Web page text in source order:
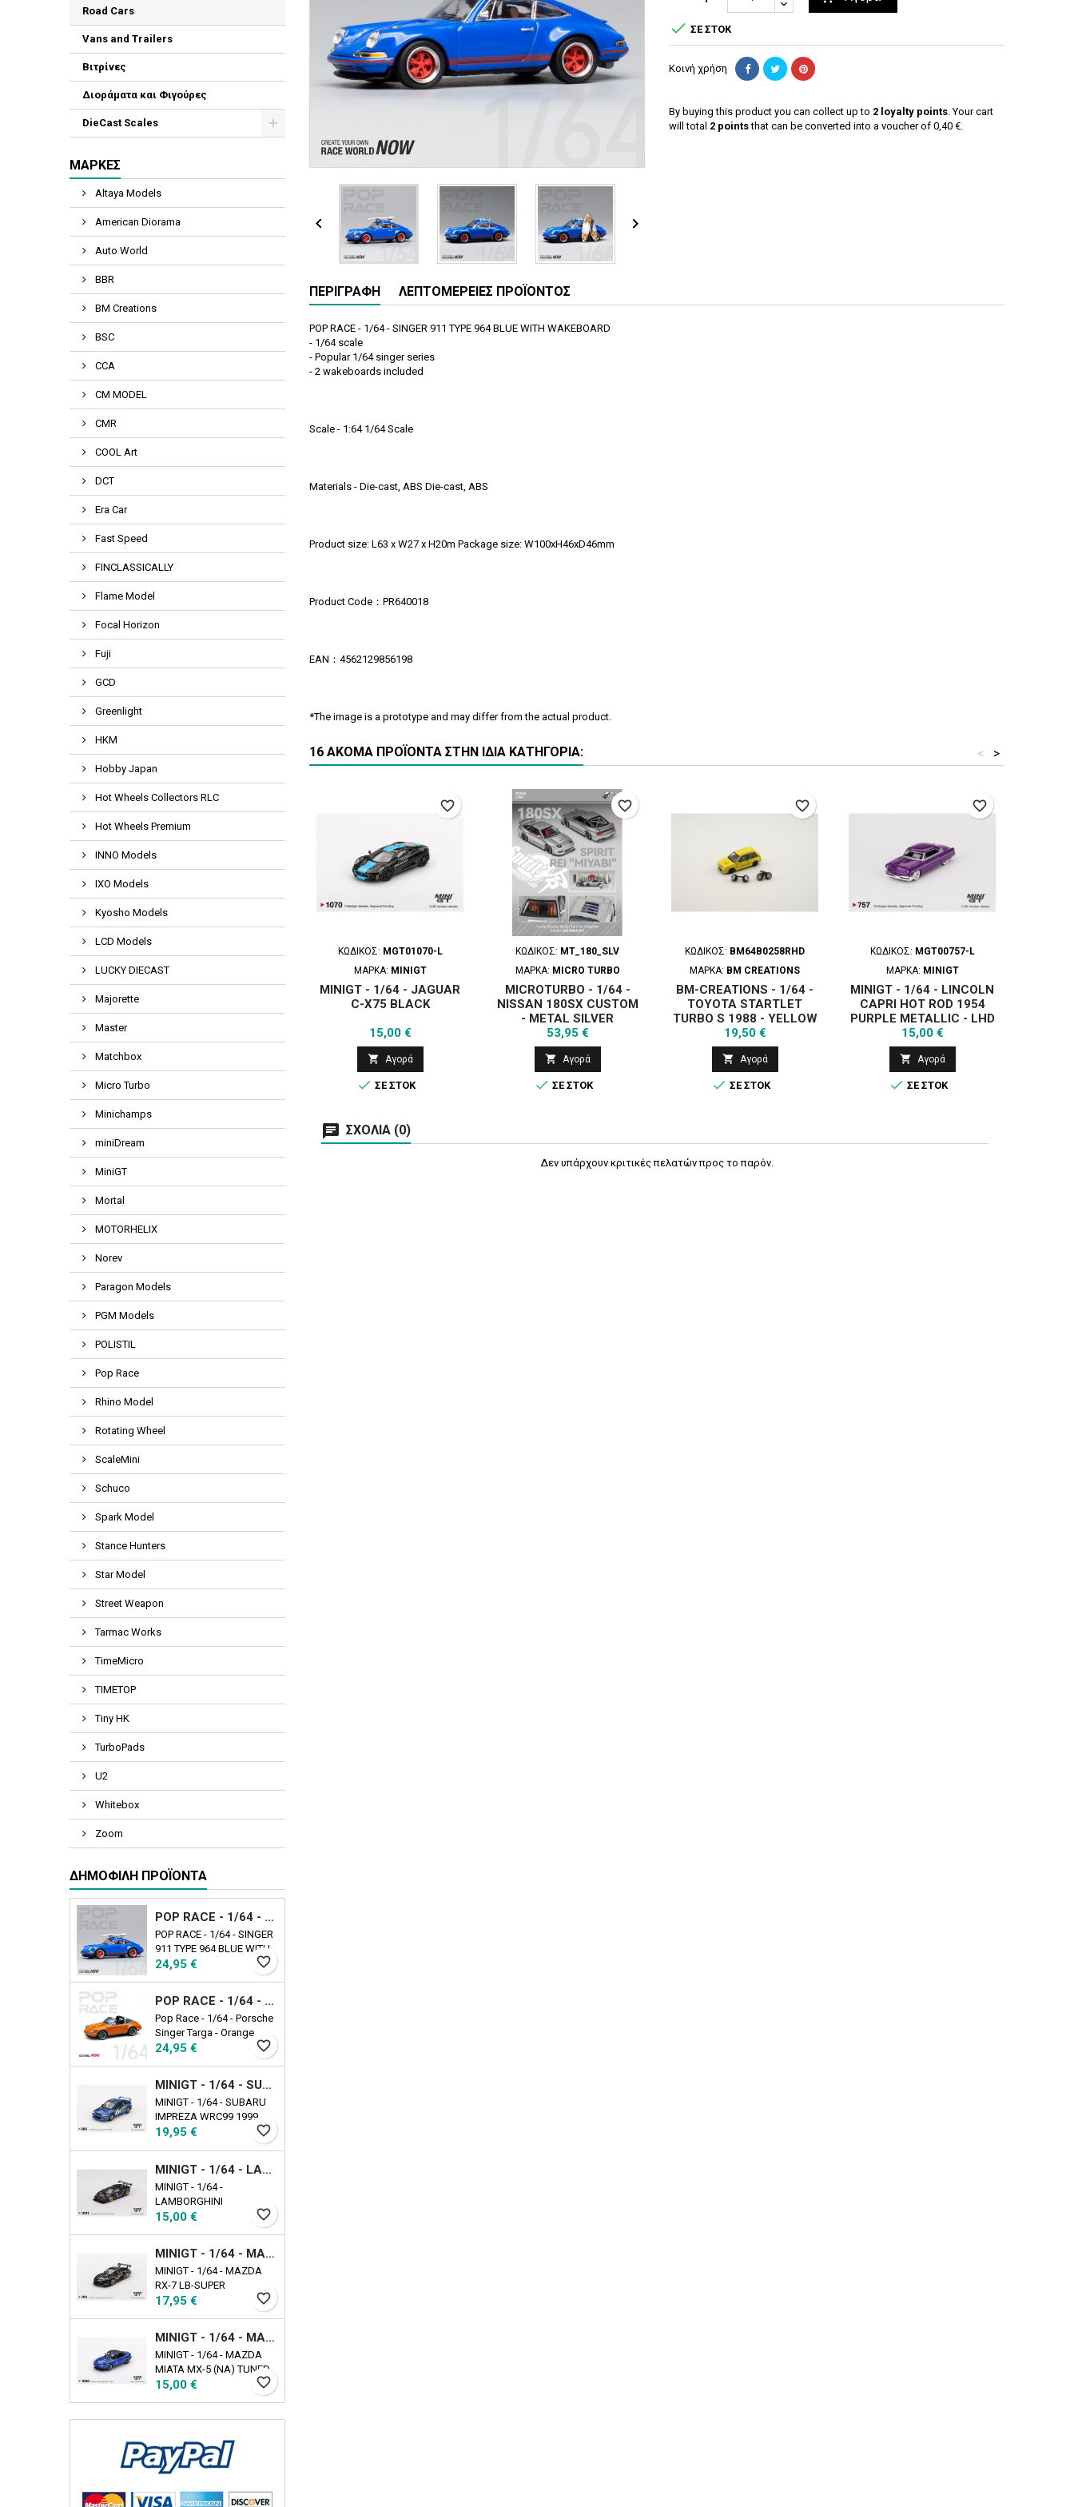
Road Cars
Vans and Trailers
Βιτρίνες
Διοράματα και Φιγούρες
DieCast Scales
ΜΆΡΚΕΣ
Altaya Models
American Diorama
Auto World
BBR
BM Creations
BSC
CCA
CM MODEL
CMR
COOL Art
DCT
Era Car
Fast Speed
FINCLASSICALLY
Flame Model
Focal Horizon
Fuji
GCD
Greenlight
HKM
Hobby Japan
Hot Wheels Collectors RLC
Hot Wheels Premium
INNO Models
IXO Models
Kyosho Models
LCD Models
LUCKY DIECAST
Majorette
Master
Matchbox
Micro Turbo
Minichamps
miniDream
MiniGT
Mortal
MOTORHELIX
Norev
Paragon Models
PGM Models
POLISTIL
Pop Race
Rhino Model
Rotating Wheel
ScaleMini
Schuco
Spark Model
Stance Hunters
Star Model
Street Weapon
Tarmac Works
TimeMicro
TIMETOP
Tiny HK
TurboPads
U2
Whitebox
Zoom
ΔΗΜΟΦΙΛΉ ΠΡΟΪΌΝΤΑ
POP RACE - 1/64 - SINGER 911 TYPE 964 BLUE WITH WAKEBOARD
POP RACE - 1/64 - SINGER
911 TYPE 964 BLUE WITH
WAKEBOARD
Τιμή
24,95 € favorite_border
POP RACE - 1/64 - PORSCHE SINGER TARGA - ORANGE
Pop Race - 1/64 - Porsche
Singer Targa - Orange
Τιμή
24,95 € favorite_border
MINIGT - 1/64 - SUBARU IMPREZA WRC99 1999 RALLY AUSTRALIA WINNER N5 AUSTRALIA EXCLUSIVE
MINIGT - 1/64 - SUBARU
IMPREZA WRC99 1999
RALLY AUSTRALIA
WINNER N5 AUSTRALIA
Τιμή
19,95 € favorite_border
MINIGT - 1/64 - LAMBORGHINI COUNTACH LB-WORKS BLACK
MINIGT - 1/64 -
LAMBORGHINI
COUNTACH LB-WORKS
Τιμή
15,00 € favorite_border
MINIGT - 1/64 - MAZDA RX-7 LB-SUPER SILHOUETTE LIBERTY WALK BLACK
MINIGT - 1/64 - MAZDA
RX-7 LB-SUPER
SILHOUETTE LIBERTY
Τιμή
17,95 € favorite_border
MINIGT - 1/64 - MAZDA MIATA MX-5 (NA) TUNED VERSION DARK BLUE
MINIGT - 1/64 - MAZDA
MIATA MX-5 (NA) TUNED
VERSION DARK BLUE
Τιμή
15,00 € favorite_border
 
 ΣΕ ΣΤΟΚ
Κοινή χρήση
By buying this product you can collect up to 2 loyalty points. Your cart
will total 2 pointsthat can be converted into a voucher of 0,40 €.
ΠΕΡΙΓΡΑΦΉ ΛΕΠΤΟΜΈΡΕΙΕΣ ΠΡΟΪΌΝΤΟΣ
POP RACE - 1/64 - SINGER 911 TYPE 964 BLUE WITH WAKEBOARD
- 1/64 scale
- Popular 1/64 singer series
- 2 wakeboards included
Scale - 1:64 1/64 Scale
Materials - Die-cast, ABS Die-cast, ABS
Product size: L63 x W27 x H20m Package size: W100xH46xD46mm
Product Code：PR640018
EAN：4562129856198
*The image is a prototype and may differ from the actual product.
16 ΑΚΌΜΑ ΠΡΟΪΌΝΤΑ ΣΤΗΝ ΊΔΙΑ ΚΑΤΗΓΟΡΊΑ: >
<
ΚΩΔΙΚΌΣ: MGT01070-L
ΜΆΡΚΑ: MINIGT
MINIGT - 1/64 - JAGUAR
C-X75 BLACK
Τιμή
15,00 €
 Αγορά
 ΣΕ ΣΤΟΚ
favorite_border
ΚΩΔΙΚΌΣ: MT_180_SLV
ΜΆΡΚΑ: MICRO TURBO
MICROTURBO - 1/64 -
NISSAN 180SX CUSTOM
- METAL SILVER
Τιμή
53,95 €
 Αγορά
 ΣΕ ΣΤΟΚ
favorite_border
ΚΩΔΙΚΌΣ: BM64B0258RHD
ΜΆΡΚΑ: BM CREATIONS
BM-CREATIONS - 1/64 -
TOYOTA STARTLET
TURBO S 1988 - YELLOW
- LIMITED - RHD
Τιμή
19,50 €
 Αγορά
 ΣΕ ΣΤΟΚ
favorite_border
ΚΩΔΙΚΌΣ: MGT00757-L
ΜΆΡΚΑ: MINIGT
MINIGT - 1/64 - LINCOLN
CAPRI HOT ROD 1954
PURPLE METALLIC - LHD
Τιμή
15,00 €
 Αγορά
 ΣΕ ΣΤΟΚ
favorite_border
ΣΧΌΛΙΑ (0)
Δεν υπάρχουν κριτικές πελατών προς το παρόν.